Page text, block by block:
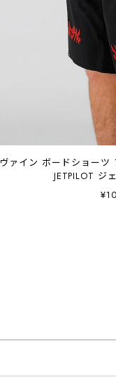
ヴァイン ボードショー
JETPILOT ジ